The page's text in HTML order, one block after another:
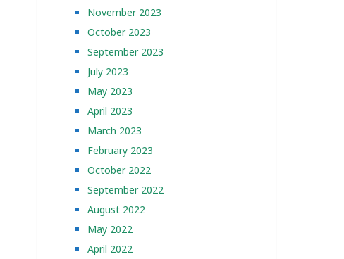
November 2023
October 2023
September 2023
July 2023
May 2023
April 2023
March 2023
February 2023
October 2022
September 2022
August 2022
May 2022
April 2022